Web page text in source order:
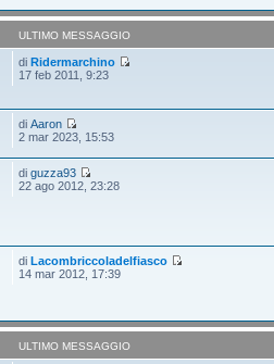
ULTIMO MESSAGGIO
diRidermarchino
17 feb 2011, 9:23
diAaron
2 mar 2023, 15:53
diguzza93
22 ago 2012, 23:28
diLacombriccoladelfiasco
14 mar 2012, 17:39
ULTIMO MESSAGGIO